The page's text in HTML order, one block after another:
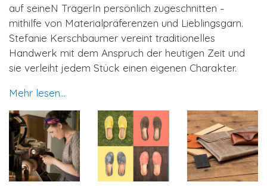
auf seineN TrägerIn persönlich zugeschnitten –
mithilfe von Materialpräferenzen und Lieblingsgarn.
Stefanie Kerschbaumer vereint traditionelles
Handwerk mit dem Anspruch der heutigen Zeit und
sie verleiht jedem Stück einen eigenen Charakter.
Mehr lesen...